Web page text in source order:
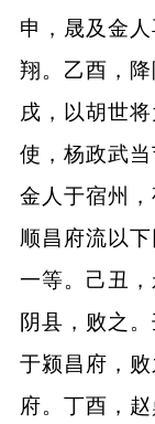
申，晟及金
翔。乙酉，
戌，以胡世
使，杨政武
金人于宿州
顺昌府流以
一等。己丑
阴县，败之
于颍昌府，
府。丁酉，